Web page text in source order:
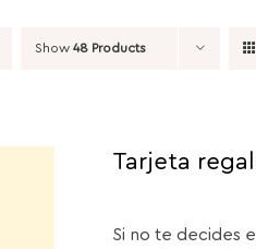
Show 48 Products
Tarjeta
Si no te decides